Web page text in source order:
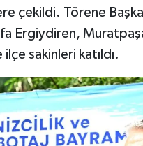
çekildi. Törene
Ergiydiren,
sakinleri katıldı.